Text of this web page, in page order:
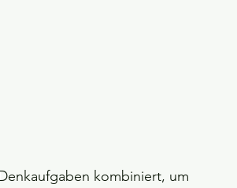
kombiniert, um